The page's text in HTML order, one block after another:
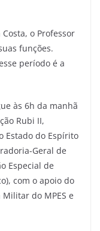
o Professor
funções.
período é a
às 6h da manhã
Rubi II,
Estado do Espírito
Geral de
Especial de
com o apoio do
do MPES e